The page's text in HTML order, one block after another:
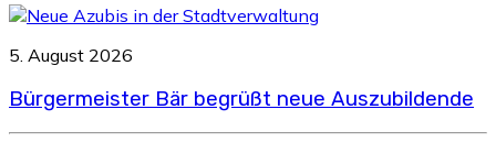
5. August 2026
Bürgermeister Bär begrüßt neue Auszubildende